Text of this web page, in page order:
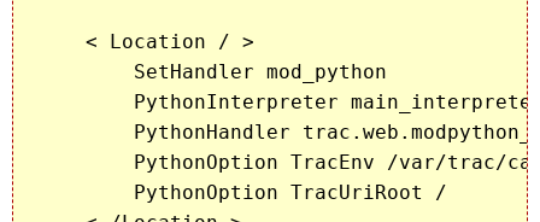
    < Location / >
        SetHandler mod_python
PythonInterpreter
PythonHandler
PythonOption TracEnv /var/trac/
        PythonOption TracUriRoot /